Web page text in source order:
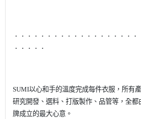
．．．．．．．．．．．．．．．．．．．
．．．．．
SUMI以心和手的溫度完成每件衣服，所有
研究開發、選料、打版製作、品管等，全
牌成立的最大心意。